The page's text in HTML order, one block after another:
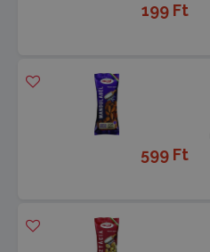
199 Ft
599 Ft